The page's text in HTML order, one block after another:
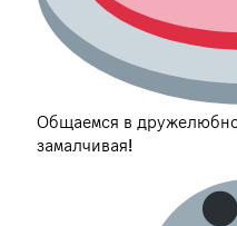
Общаемся в
замалчивая!